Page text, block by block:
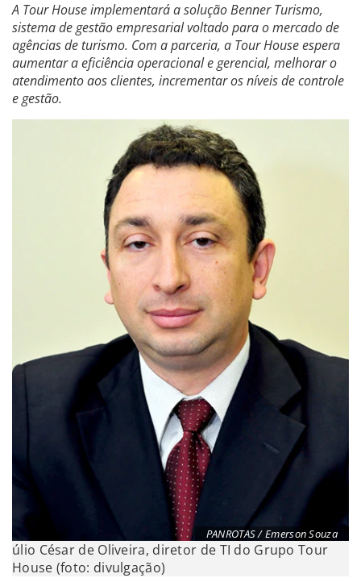
A Tour House implementará a solução Benner Turismo,
sistema de gestão empresarial voltado para o mercado de
agências de turismo. Com a parceria, a Tour House espera
aumentar a eficiência operacional e gerencial, melhorar o
atendimento aos clientes, incrementar os níveis de controle
e gestão.
PANROTAS / Emerson Souza
úlio César de Oliveira, diretor de TI do Grupo Tour
House (foto: divulgação)